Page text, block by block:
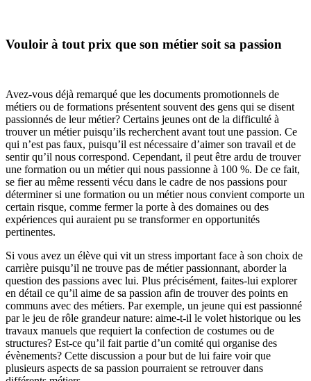
Vouloir à tout prix que son métier soit sa passion
Avez-vous déjà remarqué que les documents promotionnels de
métiers ou de formations présentent souvent des gens qui se disent
passionnés de leur métier? Certains jeunes ont de la difficulté à
trouver un métier puisqu’ils recherchent avant tout une passion. Ce
qui n’est pas faux, puisqu’il est nécessaire d’aimer son travail et de
sentir qu’il nous correspond. Cependant, il peut être ardu de trouver
une formation ou un métier qui nous passionne à 100 %. De ce fait,
se fier au même ressenti vécu dans le cadre de nos passions pour
déterminer si une formation ou un métier nous convient comporte un
certain risque, comme fermer la porte à des domaines ou des
expériences qui auraient pu se transformer en opportunités
pertinentes.
Si vous avez un élève qui vit un stress important face à son choix de
carrière puisqu’il ne trouve pas de métier passionnant, aborder la
question des passions avec lui. Plus précisément, faites-lui explorer
en détail ce qu’il aime de sa passion afin de trouver des points en
communs avec des métiers. Par exemple, un jeune qui est passionné
par le jeu de rôle grandeur nature: aime-t-il le volet historique ou les
travaux manuels que requiert la confection de costumes ou de
structures? Est-ce qu’il fait partie d’un comité qui organise des
évènements? Cette discussion a pour but de lui faire voir que
plusieurs aspects de sa passion pourraient se retrouver dans